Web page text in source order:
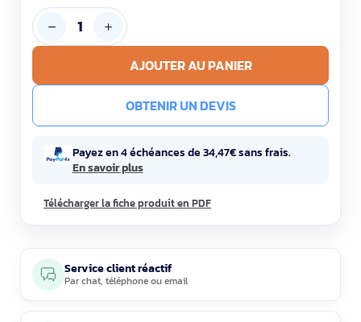
AJOUTER AU PANIER
OBTENIR UN DEVIS
Payez en 4 échéances de 34,47€ sans frais.
En savoir plus
Télécharger la fiche produit en PDF
Service client réactif
Parchat, téléphoneouemail